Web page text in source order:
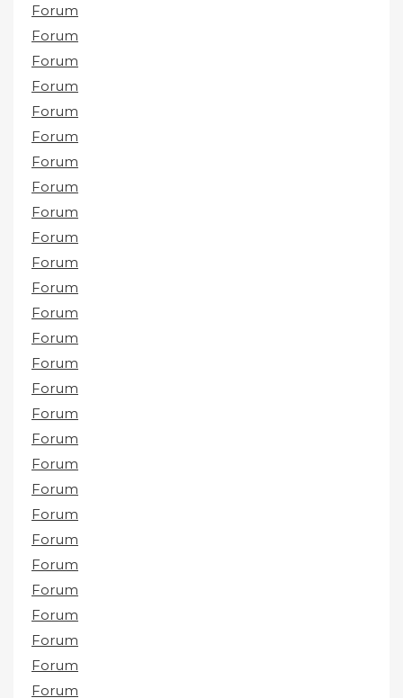
Forum
Forum
Forum
Forum
Forum
Forum
Forum
Forum
Forum
Forum
Forum
Forum
Forum
Forum
Forum
Forum
Forum
Forum
Forum
Forum
Forum
Forum
Forum
Forum
Forum
Forum
Forum
Forum